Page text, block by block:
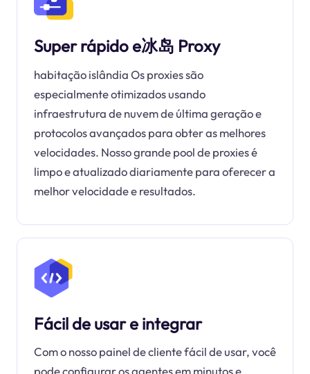
Super rápido e冰岛 Proxy
habitação islândia Os proxies são
especialmente otimizados usando
infraestrutura de nuvem de última geração e
protocolos avançados para obter as melhores
velocidades. Nosso grande pool de proxies é
limpo e atualizado diariamente para oferecer a
melhor velocidade e resultados.
Fácil de usar e integrar
Com o nosso painel de cliente fácil de usar, você